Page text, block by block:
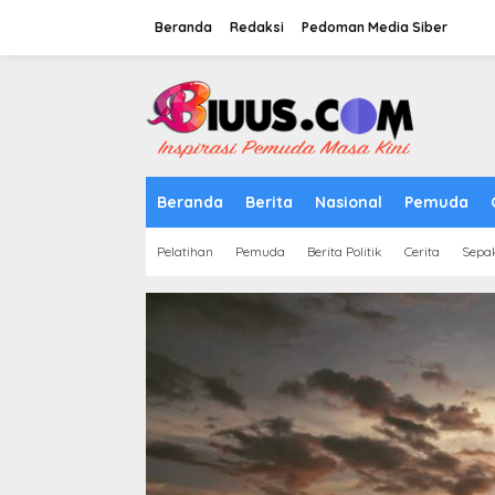
Beranda Redaksi Pedoman Media Siber
Beranda Berita Nasional Pemuda
Pelatihan Pemuda Berita Politik Cerita